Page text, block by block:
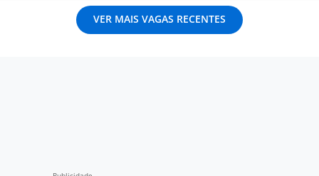
VER MAIS VAGAS RECENTES